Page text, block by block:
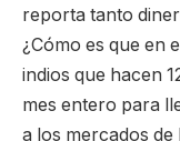
reporta tanto
¿Cómo es que en
indios que hacen
mes entero para
a los mercados